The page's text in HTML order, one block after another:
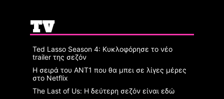
TV
Ted Lasso Season 4: Κυκλοφόρησε το νέο
trailer της σεζόν
Η σειρά του ΑΝΤ1 που θα μπει σε λίγες μέρες
στο Netflix
The Last of Us: Η δεύτερη σεζόν είναι εδώ